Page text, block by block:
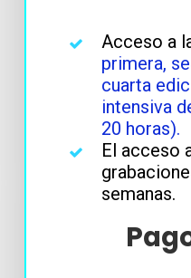
Acceso a
primera,
cuarta
intensiva
20 horas).
El acceso
semanas.